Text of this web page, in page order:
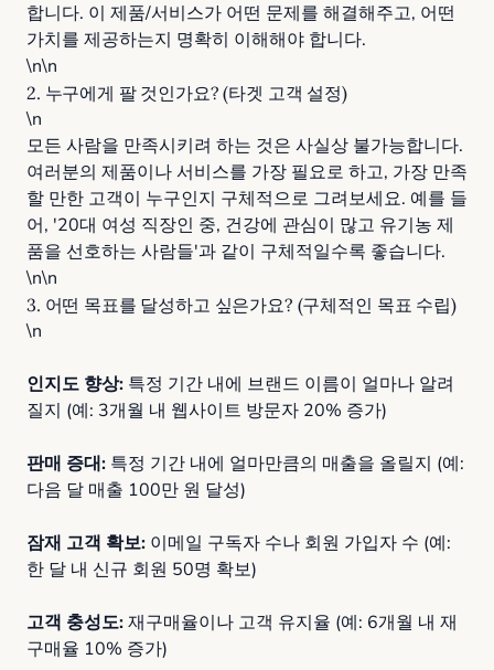
합니다. 이 제품/서비스가 어떤 문제를 해결해주고, 어떤
가치를 제공하는지 명확히 이해해야 합니다.
\n\n
2. 누구에게 팔 것인가요? (타겟 고객 설정)
\n
모든 사람을 만족시키려 하는 것은 사실상 불가능합니다.
여러분의 제품이나 서비스를 가장 필요로 하고, 가장 만족
할 만한 고객이 누구인지 구체적으로 그려보세요. 예를 들
어, '20대 여성 직장인 중, 건강에 관심이 많고 유기농 제
품을 선호하는 사람들'과 같이 구체적일수록 좋습니다.
\n\n
3. 어떤 목표를 달성하고 싶은가요? (구체적인 목표 수립)
\n
인지도 향상: 특정 기간 내에 브랜드 이름이 얼마나 알려
질지 (예: 3개월 내 웹사이트 방문자 20% 증가)
판매 증대: 특정 기간 내에 얼마만큼의 매출을 올릴지 (예:
다음 달 매출 100만 원 달성)
잠재 고객 확보: 이메일 구독자 수나 회원 가입자 수 (예:
한 달 내 신규 회원 50명 확보)
고객 충성도:재구매율이나 고객 유지율 (예: 6개월 내 재
구매율 10% 증가)